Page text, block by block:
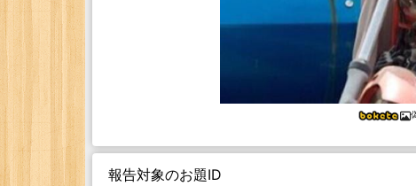
報告対象のお題ID